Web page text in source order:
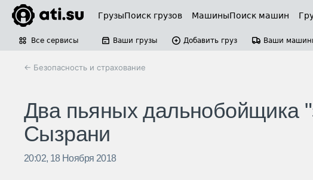
ГрузыПоиск грузов МашиныПоиск машин
Все сервисы Ваши грузы Добавить груз Ваши
← Безопасность и страхование
Два пьяных дальнобойщика
Сызрани
20:02, 18 Ноября 2018